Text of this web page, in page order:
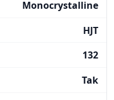
Monocrystalline
HJT
132
Tak